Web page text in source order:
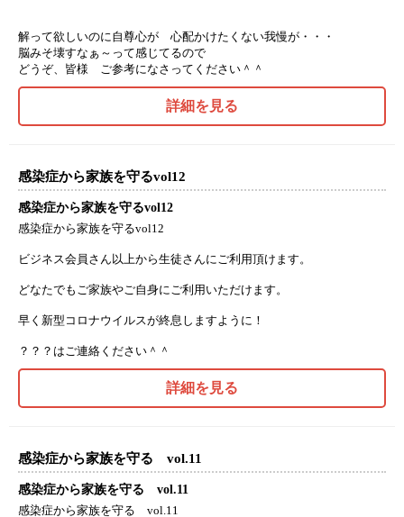
解って欲しいのに自尊心が 心配かけたくない我慢が・・・
脳みそ壊すなぁ～って感じてるので
どうぞ、皆様 ご参考になさってください＾＾
詳細を見る
感染症から家族を守るvol12
感染症から家族を守るvol12
感染症から家族を守るvol12
ビジネス会員さん以上から生徒さんにご利用頂けます。
どなたでもご家族やご自身にご利用いただけます。
早く新型コロナウイルスが終息しますように！
？？？はご連絡ください＾＾
詳細を見る
感染症から家族を守る vol.11
感染症から家族を守る vol.11
感染症から家族を守る vol.11